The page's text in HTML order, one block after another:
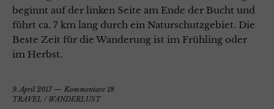
beginnt auf der linken Seite am Ende der Bucht und
führt ca. 7 km lang durch ein Naturschutzgebiet. Die
Beste Zeit für die Wanderung ist im Frühling oder
im Herbst.
9. April 2017
Kommentare 18
TRAVEL / WANDERLUST